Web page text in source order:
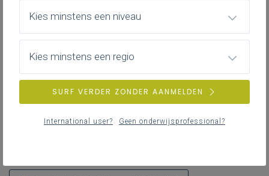
voorbeeld zeker aan je vakbegeleider. Wij delen dit
materiaal graag op onze leerplanpagina.
Hartelijke groeten
De vakbegeleiders geschiedenis
Nieuwsoverzicht
Kies minstens een niveau
Kies minstens een regio
SURF VERDER ZONDER AANMELDEN
International user? Geen onderwijsprofessional?